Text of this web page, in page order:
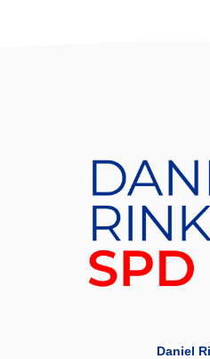
Daniel